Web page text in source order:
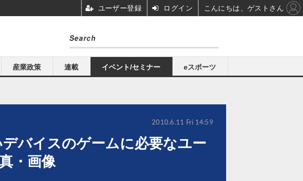
産業政策 連載 イベント/セミナー eスポーツ
バイスのゲームに必要なユー
・画像
2010.6.11 Fri 14:59
ユーザー登録 ログイン こんにちは、ゲストさん